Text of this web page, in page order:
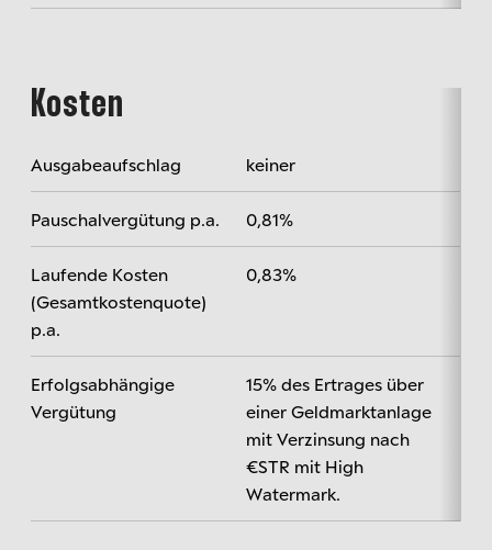
Kosten
Ausgabeaufschlag keiner
Pauschalvergütung p.a. 0,81%
Laufende Kosten
(Gesamtkostenquote)
p.a.
0,83%
Erfolgsabhängige
Vergütung
15% des Ertrages über
einer Geldmarktanlage
mit Verzinsung nach
€STR mit High
Watermark.